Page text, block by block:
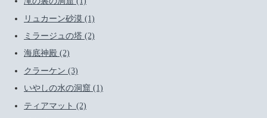
リュカーン砂漠 (1)
ミラージュの塔 (2)
海底神殿 (2)
クラーケン (3)
いやしの水の洞窟 (1)
ティアマット (2)